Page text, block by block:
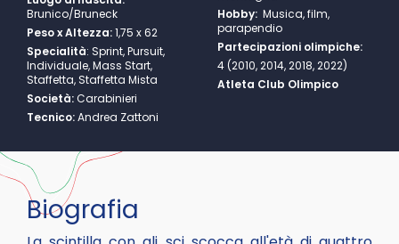
Brunico/Bruneck
Peso x Altezza:1,75 x 62
Specialità: Sprint, Pursuit,
Individuale, Mass Start,
Staffetta, Staffetta Mista
Società:Carabinieri
Tecnico:Andrea Zattoni
Hobby: Musica, film,
parapendio
Partecipazioni olimpiche:
4 (2010, 2014, 2018, 2022)
Atleta Club Olimpico
Biografia